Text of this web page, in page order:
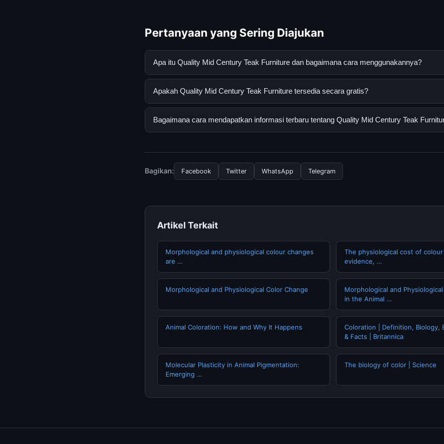
Pertanyaan yang Sering Diajukan
Apa itu Quality Mid Century Teak Furniture dan bagaimana cara menggunakannya?
Quality Mid Century Teak Furniture adalah layanan digital yang dirancang untuk
resmi dan mengikuti panduan yang tersedia.
Apakah Quality Mid Century Teak Furniture tersedia secara gratis?
Ya, Quality Mid Century Teak Furniture dapat diakses secara gratis oleh semua
Bagaimana cara mendapatkan informasi terbaru tentang Quality Mid Century Teak
terpercaya.
Bagikan: Facebook Twitter WhatsApp Telegram
Artikel Terkait
Morphological and physiological colour changes
are …
The physiological cost of
evidence, …
Morphological and Physiological Color Change
Morphological and
in the Animal …
Animal Coloration: How and Why It Happens
Coloration | Definition, Biology,
& Facts | Britannica
Molecular Plasticity in Animal Pigmentation:
Emerging …
The biology of color | Science